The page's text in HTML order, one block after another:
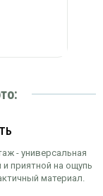
- универсальная
приятной на ощупь
материал.